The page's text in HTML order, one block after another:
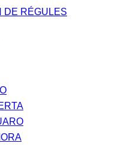
DE RÉGULES